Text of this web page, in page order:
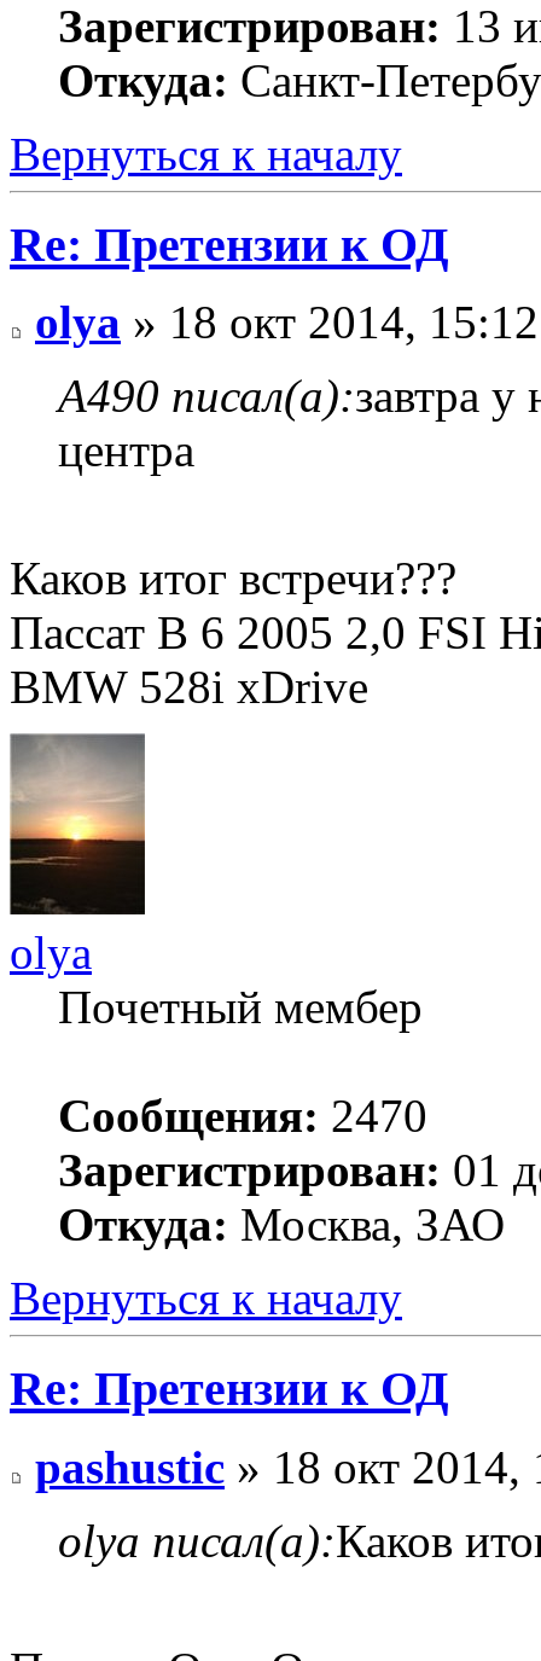
Зарегистрирован: 13
Откуда: Санкт-
Вернуться к началу
Re: Претензии к ОД
olya » 18 окт 2014, 15:12
А490 писал(а):завтра у
центра
Каков итог встречи???
Пассат В 6 2005 2,0
BMW 528i xDrive
olya
Почетный мембер
Сообщения: 2470
Зарегистрирован: 01
Откуда: Москва, ЗАО
Вернуться к началу
Re: Претензии к ОД
pashustic » 18 окт 2014,
olya писал(а):Каков